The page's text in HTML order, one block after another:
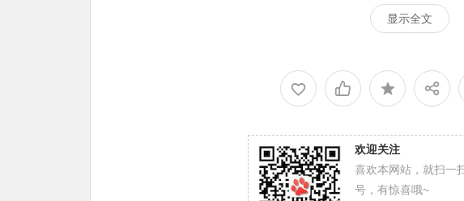
显示全文
欢迎关注
喜欢本网站，就扫一
号，有惊喜哦~